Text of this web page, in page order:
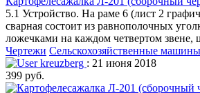
5.1 Устройство. На раме 6 (лист 2
сварная состоит из равнополочных
ложечками на каждом четвертом
Чертежи Сельскохозяйственные машины
kreuzberg : 21 июня 2018
399 руб.